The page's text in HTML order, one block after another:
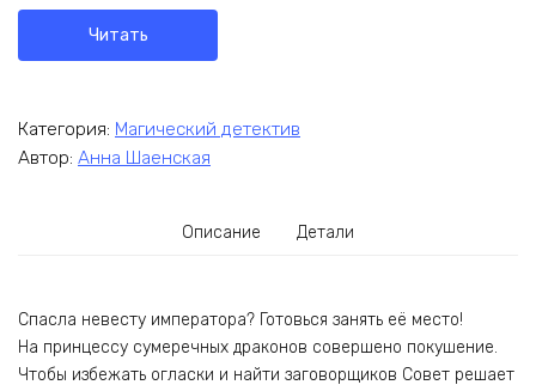
Читать
Категория: Магический детектив
Автор: Анна Шаенская
Описание Детали
Спасла невесту императора? Готовься занять её место!
На принцессу сумеречных драконов совершено покушение.
Чтобы избежать огласки и найти заговорщиков Совет решает